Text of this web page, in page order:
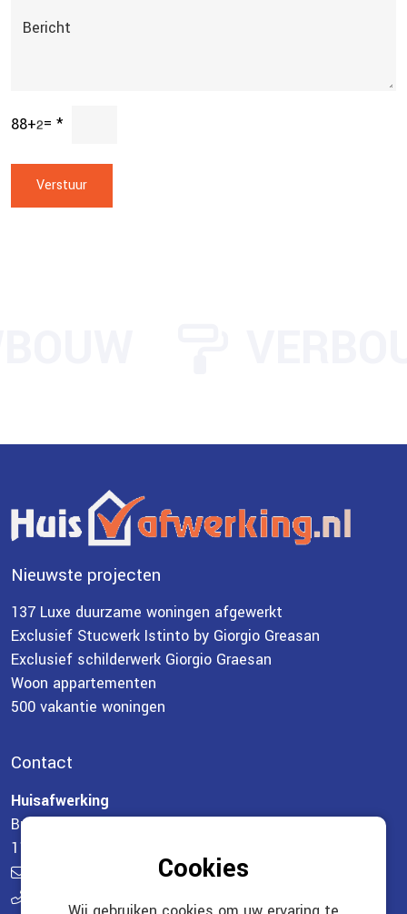
Bericht
88+ = *
Nieuwste projecten
137 Luxe duurzame woningen afgewerkt
Exclusief Stucwerk Istinto by Giorgio Greasan
Exclusief schilderwerk Giorgio Graesan
Woon appartementen
500 vakantie woningen
Contact
Huisafwerking
Breewijd 31
1132 LK Volendam
info@huisafwerking.nlCookies